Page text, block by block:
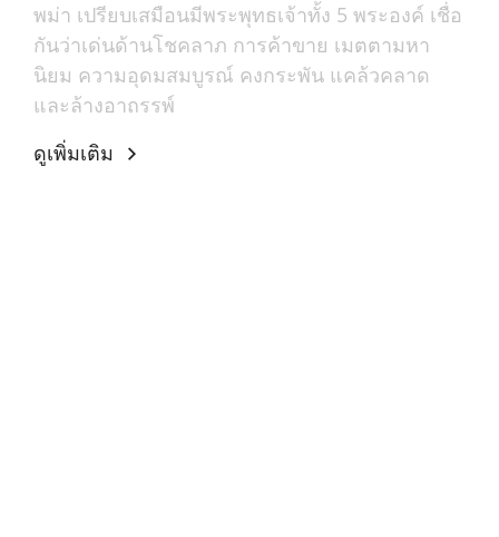
พม่า เปรียบเสมือนมีพระพุทธเจ้าทั้ง 5 พระองค์ เชื่อ
กันว่าเด่นด้านโชคลาภ การค้าขาย เมตตามหา
นิยม ความอุดมสมบูรณ์ คงกระพัน แคล้วคลาด
และล้างอาถรรพ์
ดูเพิ่มเติม